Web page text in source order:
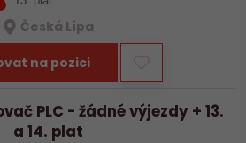
Česká Lípa
na pozici
PLC - žádné výjezdy + 13.
a 14. plat